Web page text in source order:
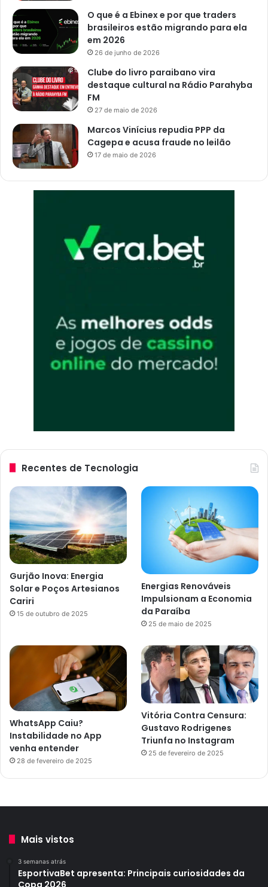
O que é a Ebinex e por que traders
brasileiros estão migrando para ela
em 2026
26 de junho de 2026
Clube do livro paraibano vira
destaque cultural na Rádio Parahyba
FM
27 de maio de 2026
Marcos Vinícius repudia PPP da
Cagepa e acusa fraude no leilão
17 de maio de 2026
Recentes de Tecnologia
Gurjão Inova: Energia
Solar e Poços Artesianos
Cariri
15 de outubro de 2025
Energias Renováveis
Impulsionam a Economia
da Paraíba
25 de maio de 2025
WhatsApp Caiu?
Instabilidade no App
venha entender
28 de fevereiro de 2025
Vitória Contra Censura:
Gustavo Rodrigenes
Triunfa no Instagram
25 de fevereiro de 2025
Mais vistos
3 semanas atrás
EsportivaBet apresenta: Principais curiosidades da
Copa 2026